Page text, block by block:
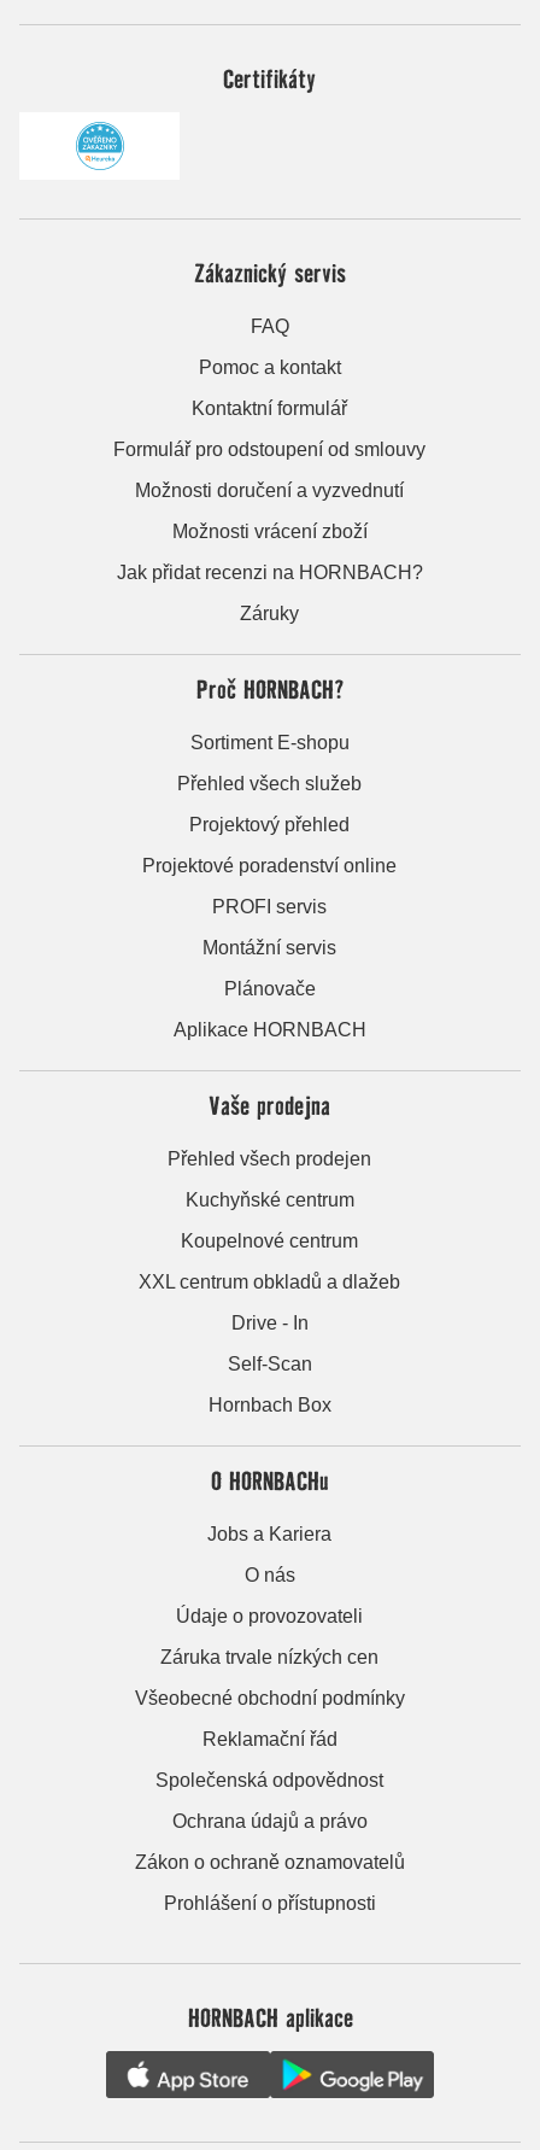
Certifikáty
Zákaznický servis
FAQ
Pomoc a kontakt
Kontaktní formulář
Formulář pro odstoupení od smlouvy
Možnosti doručení a vyzvednutí
Možnosti vrácení zboží
Jak přidat recenzi na HORNBACH?
Záruky
Proč HORNBACH?
Sortiment E-shopu
Přehled všech služeb
Projektový přehled
Projektové poradenství online
PROFI servis
Montážní servis
Plánovače
Aplikace HORNBACH
Vaše prodejna
Přehled všech prodejen
Kuchyňské centrum
Koupelnové centrum
XXL centrum obkladů a dlažeb
Drive - In
Self-Scan
Hornbach Box
O HORNBACHu
Jobs a Kariera
O nás
Údaje o provozovateli
Záruka trvale nízkých cen
Všeobecné obchodní podmínky
Reklamační řád
Společenská odpovědnost
Ochrana údajů a právo
Zákon o ochraně oznamovatelů
Prohlášení o přístupnosti
HORNBACH aplikace